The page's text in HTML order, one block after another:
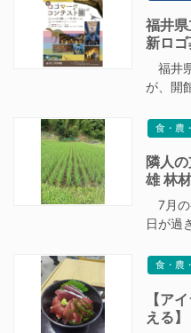
福井
新ロ
福井
が、開
食・農
隣人
雄 林
7月の
日が過
食・農
【ア
える